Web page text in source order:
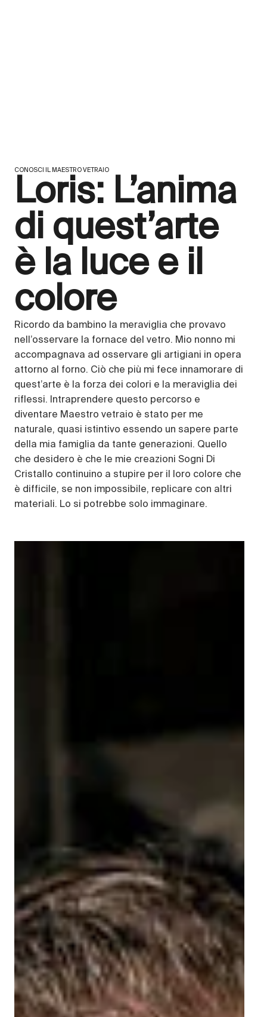
CONOSCI IL MAESTRO VETRAIO
Loris: L’anima
di quest’arte
è la luce e il
colore
Ricordo da bambino la meraviglia che provavo
nell’osservare la fornace del vetro. Mio nonno mi
accompagnava ad osservare gli artigiani in opera
attorno al forno. Ciò che più mi fece innamorare di
quest’arte è la forza dei colori e la meraviglia dei
riflessi. Intraprendere questo percorso e
diventare Maestro vetraio è stato per me
naturale, quasi istintivo essendo un sapere parte
della mia famiglia da tante generazioni. Quello
che desidero è che le mie creazioni Sogni Di
Cristallo continuino a stupire per il loro colore che
è difficile, se non impossibile, replicare con altri
materiali. Lo si potrebbe solo immaginare.